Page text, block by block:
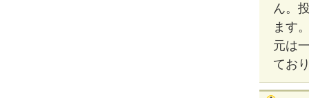
ん。
ます
元は
てお